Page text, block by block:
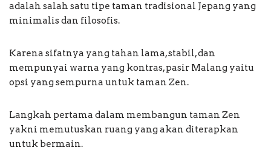
adalah salah satu tipe taman tradisional Jepang yang
minimalis dan filosofis.
Karena sifatnya yang tahan lama, stabil, dan
mempunyai warna yang kontras, pasir Malang yaitu
opsi yang sempurna untuk taman Zen.
Langkah pertama dalam membangun taman Zen
yakni memutuskan ruang yang akan diterapkan
untuk bermain.